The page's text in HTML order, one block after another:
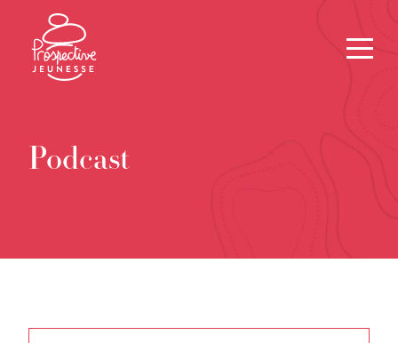
Podcast